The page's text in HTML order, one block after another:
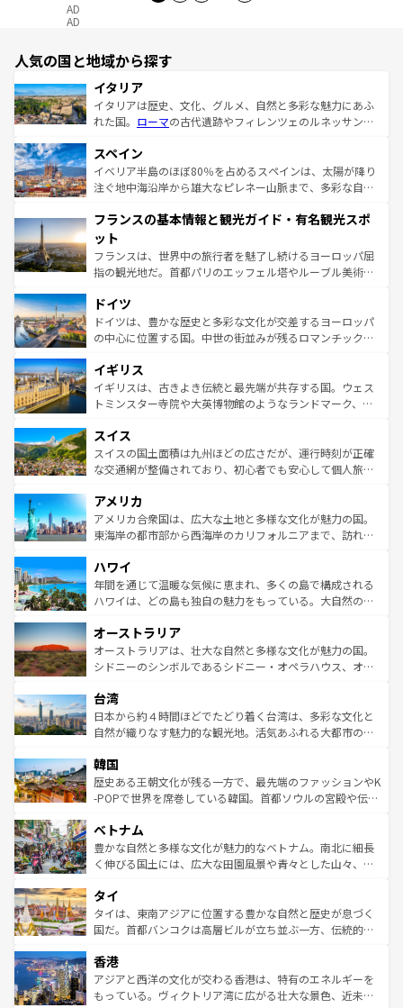
AD
AD
人気の国と地域から探す
イタリア
イタリアは歴史、文化、グルメ、自然と多彩な魅力にあふ
れた国。 ローマの古代遺跡やフィレンツェのルネッサンス
ろん、トスカーナの美しい田園風景やアマルフィ海岸の絶
景など、自然景観も見逃せない。観光の合間には、本場の
ピザやパスタなど、絶品のイタリア料理を堪能することも
ませてくれるイタリアで、忘れられない旅をしてみよう！
なお、新着のイタリア情報は
しい。
スペイン
イベリア半島のほぼ80％を占めるスペインは、太陽が降り
注ぐ地中海沿岸から雄大なピレネー山脈まで、多彩な自然
文化が根付くこの国では、情熱的なフラメンコ、熱気あふ
れる闘牛、そして美味しいタパスが生活の一部となってい
る。首都マドリードの洗練された雰囲気や、バルセロナの
アートに溢れた街角から、地方では古代ローマ遺跡や中世
せる。地方によって風土や気候が異なるスペインはその個
性で訪れる人を魅了する。 なお、新着のスペイン情報は コ
ンテンツ一覧を参照してほしい。
フランスの基本情報と観光ガイド・有名観光スポ
ット
フランスは、世界中の旅行者を魅了し続けるヨーロッパ屈
指の観光地だ。首都パリのエッフェル塔やルーブル美術館
で、幅広い魅力が詰まっている。華麗な宮殿、歴史的な大
聖堂、美しいビーチ、そして豊かな自然が、訪れる者を心
から魅了する。また、フランスは美食の国としても知ら
いる。シャンパンの発祥地であるランス、プロヴァンスの
香り高いラベンダー畑など、多彩な楽しみ方が可能だ。さ
らに、パリ以外の地域にも魅力が溢れており、どの街角に
れる地方に足を運ぶとそれぞれで全く異なる文化を体験で
きるだろう。 なお、新着のフランス情報はコンテンツ一覧
を参照してほしい。
ドイツ
ドイツは、豊かな歴史と多彩な文化が交差するヨーロッパ
の中心に位置する国。中世の街並みが残るロマンチック街
顔を持つこの国は、どこを歩いても飽きることがない。ベ
ルリンの文化的活気、バイエルン州のアルプスの絶景、そ
してライン川沿いのワイン畑といった風景は必見。ビール
は、お酒好きな人にはぜひ体験してほしい。 なお、新着の
ドイツ情報はコンテンツ一覧を参照してほしい。
イギリス
イギリスは、古きよき伝統と最先端が共存する国。ウェス
トミンスター寺院や大英博物館のようなランドマーク、歴
リアごとに異なる魅力がある。また、優雅なアフタヌーン
ティー、ビール好きにはたまらない英国パブ、サッカー観
戦など、本場だからこそできる体験も豊富。イギリスを旅
ンツ一覧を参照してほしい。
スイス
スイスの国土面積は九州ほどの広さだが、運行時刻が正確
な交通網が整備されており、初心者でも安心して個人旅行
の建物がそのまま残る町や、スイスならではのユニークな
博物館もあり、アルプス観光だけでなく町歩きも満喫する
ことができる。国民の所得が高いため物価も高いが、旅行
ば市内交通費無料で観光を楽しむこともできる。 なお、新
着のスイス情報はコンテンツ一覧 を参照してほしい。
アメリカ
アメリカ合衆国は、広大な土地と多様な文化が魅力の国。
東海岸の都市部から西海岸のカリフォルニアまで、訪れる
のような巨大都市は、観光、ショッピング、エンターテイ
ンメントが詰まった刺激的なスポットだ。一方、アメリカ
西部には大自然が広がり、グランドキャニオンやイエロー
部のニューオーリンズでは、音楽と美食が融合した独特の
文化が魅力。旅行者はアメリカの各地域で異なる魅力を楽
しみながら、その多様性と豊かな歴史を感じることができ
ならではの贅沢な旅のスタイルだ。 なお、新着のアメリカ
情報はコンテンツ一覧を参照してほしい。
ハワイ
年間を通じて温暖な気候に恵まれ、多くの島で構成される
ハワイは、どの島も独自の魅力をもっている。大自然の神
ワイ島は見逃せない。また、定番の観光地といえばオアフ
島だが、静かな自然を求めるならマウイ島やカウアイ島が
おすすめ。エメラルドグリーンに輝く海をはじめ、豊かな
れるおもてなしの心で訪れる人々を迎えてくれるハワイの
人々、おいしいローカルフードやハワイアンミュージッ
ク、伝統的なフラダンスなど、すべてがハワイの魅力を彩
ワイを、存分に味わってほしい。 なお、新着のハワイ情報
はコンテンツ一覧を参照してほしい。
オーストラリア
オーストラリアは、壮大な自然と多様な文化が魅力の国。
シドニーのシンボルであるシドニー・オペラハウス、オー
リアリーフや大陸中央部にそびえるウルル（エアーズロッ
ク）、タスマニアの美しい原生林やケアンズの熱帯雨林な
ど、見どころがたくさん。また、カフェやワイン、オージ
いる。アクティビティも充実しており、サーフィンやダイ
ビング、ハイキングなど、アウトドア好きにはたまらな
い。オーストラリアの多彩な魅力を存分に味わいつくそ
参照してほしい。
台湾
日本から約４時間ほどでたどり着く台湾は、多彩な文化と
自然が織りなす魅力的な観光地。活気あふれる大都市の台
ン）、静ひつな山岳地帯である台湾東部など、都市の喧騒
と山間の静けさが共存しており、訪れる人に新しい発見と
驚きをもたらしてくれる。また、奥深い台湾の食文化も魅
容にもいいと評判のスイーツなど、バラエティ豊かな料理
が味わえる。 なお、新着の台湾情報は コンテンツ一覧を参
照してほしい。
韓国
歴史ある王朝文化が残る一方で、最先端のファッションやK
-POPで世界を席巻している韓国。首都ソウルの宮殿や伝統
き、地方に足を延ばせば四季折々の自然美を楽しむことが
できる。そして、キムチや焼肉、絶品のストリートフード
まで、さまざまな韓国料理が待っている。夜には、韓国な
リティに包まれながら、韓国の多彩な魅力を心ゆくまで味
わってみてほしい。 なお、新着の韓国情報はコンテンツ一
覧を参照してほしい。
ベトナム
豊かな自然と多様な文化が魅力的なベトナム。南北に細長
く伸びる国土には、広大な田園風景や青々とした山々、世
急速な発展と共に伝統が息づく。ハノイの古い町並みやホ
ーチミン市のフランス統治時代の建物も、独特の雰囲気を
醸し出している。また、バラエティの豊かさとおいしさで
とつ。フォーやバインミー、ベトナムコーヒーなどは、ぜ
ひ現地で味わいたい。どの地域を訪れてもあたたかい人々
が旅行者を迎えてくれるので、きっと忘れられない旅にな
タイ
タイは、東南アジアに位置する豊かな自然と歴史が息づく
国だ。首都バンコクは高層ビルが立ち並ぶ一方、伝統的な
の活気が交差している。北部ではチェンマイなどの山岳地
帯で自然と触れ合い、南部ではプーケットやクラビの美し
いビーチでリゾート気分を楽しむことができる。タイ料理
香港
アジアと西洋の文化が交わる香港は、特有のエネルギーを
もっている。ヴィクトリア湾に広がる壮大な景色、近未来